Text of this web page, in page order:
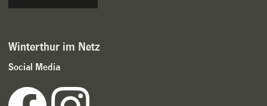
Winterthur im Netz
Social Media